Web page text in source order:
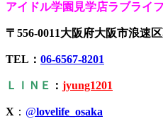
アイドル学園見学店ラブライ
〒556-0011大阪府大阪市浪速
TEL： 06-6567-8201
ＬＩＮＥ ： jyung1201
X ： @lovelife_osaka